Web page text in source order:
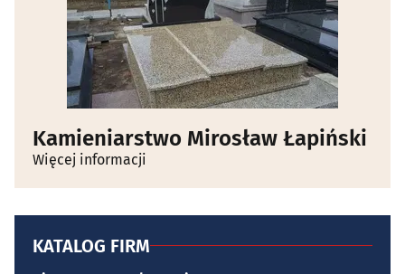
Kamieniarstwo Mirosław Łapiński
Więcej informacji
KATALOG FIRM